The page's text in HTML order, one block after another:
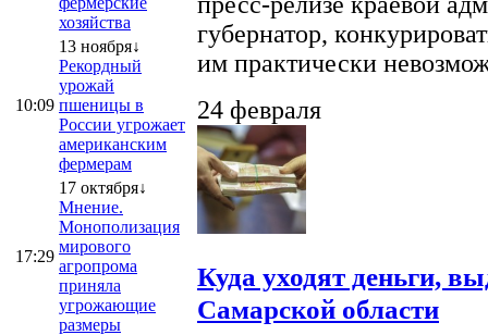
хозяйства
10:09
13 ноября↓
Рекордный
урожай
пшеницы в
России угрожает
американским
фермерам
17:29
17 октября↓
Мнение.
Монополизация
мирового
агропрома
приняла
угрожающие
размеры
губернатор,
им практически
24 февраля
Куда уходят деньги,
Самарской области